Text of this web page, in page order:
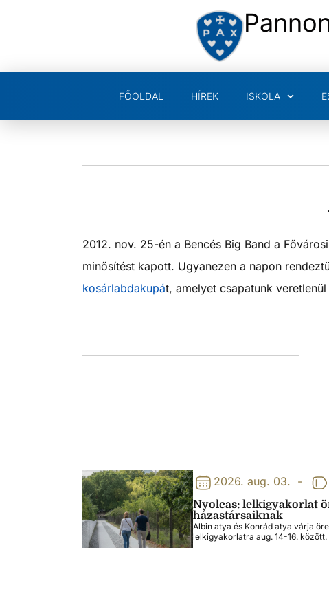
FŐOLDAL HÍREK ISKOLA
2012. nov. 25-én a Bencés Big Band a
minősítést kapott. Ugyanezen a napon
kosárlabdakupát, amelyet csapatunk
2026. aug. 03. -
Nyolcas: lelkigyakorlat
házastársaiknak
Albin atya és Konrád atya várja
lelkigyakorlatra aug. 14-16.